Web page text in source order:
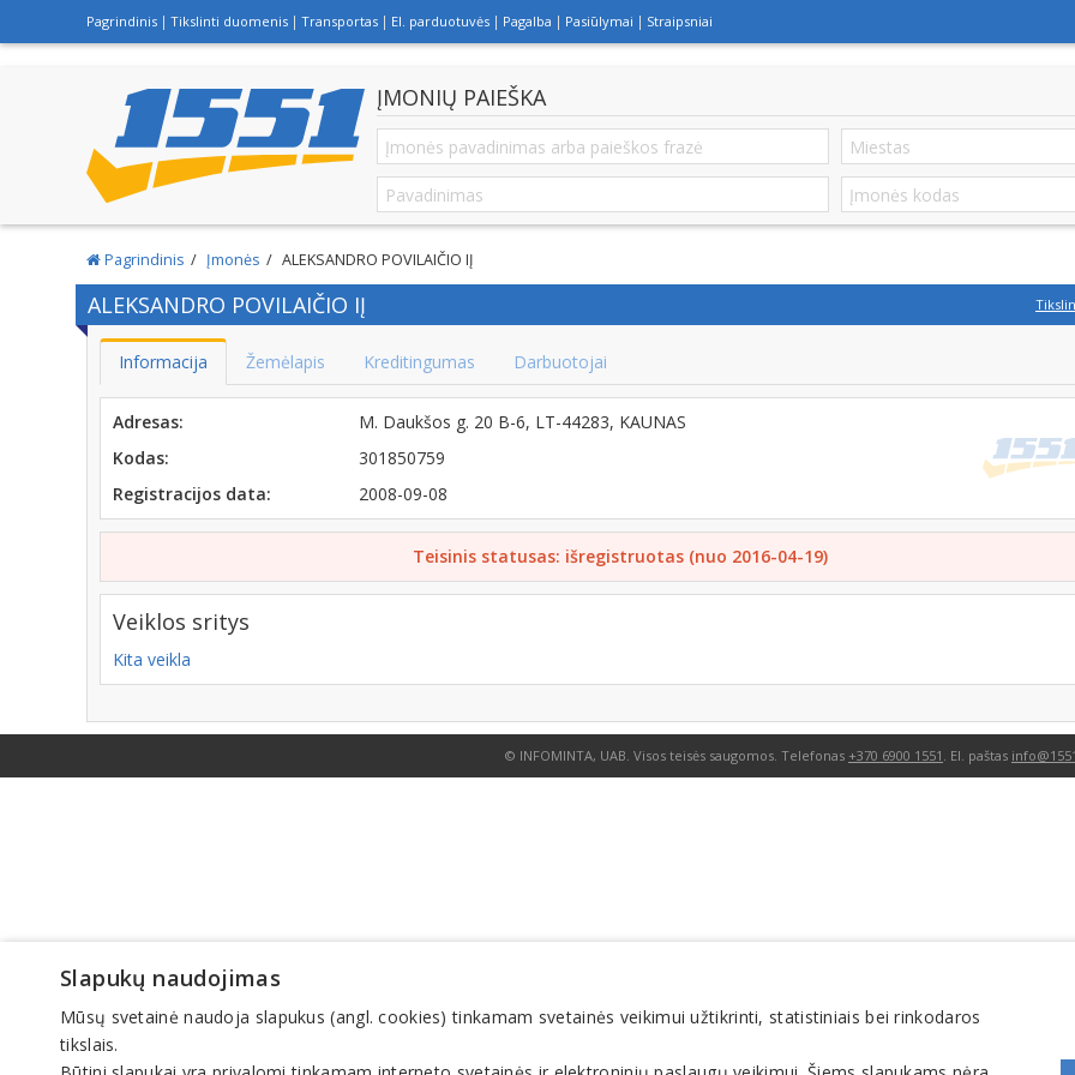
Pagrindinis Tikslinti duomenis Transportas El. parduotuvės Pagalba Pasiūlymai Straipsniai
ĮMONIŲ PAIEŠKA
Pagrindinis Įmonės ALEKSANDRO POVILAIČIO IĮ
ALEKSANDRO POVILAIČIO IĮ
Informacija Žemėlapis Kreditingumas Darbuotojai
Adresas:
M. Daukšos g. 20 B-6, LT-44283, KAUNAS
Kodas:
301850759
Registracijos data:
2008-09-08
Teisinis statusas: išregistruotas (nuo 2016-04-19)
Veiklos sritys
Kita veikla
© INFOMINTA, UAB. Visos teisės saugomos. Telefonas +370 6900 1551 . El. paštas
Slapukų naudojimas
Mūsų svetainė naudoja slapukus (angl. cookies) tinkamam svetainės veikimui užtikrinti, statistiniais bei rinkodaros
tikslais.